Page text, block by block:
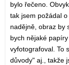
bylo řečeno.
tak jsem požádal
nadějně, obraz by
bych nějaké
vyfotografoval. To
důvody" aj., takže